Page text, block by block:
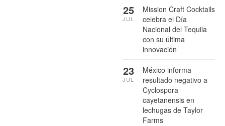
Mission Craft Cocktails
celebra el Día
Nacional del Tequila
con su última
innovación
25
JUL
México informa
resultado negativo a
Cyclospora
cayetanensis en
lechugas de Taylor
Farms
23
JUL